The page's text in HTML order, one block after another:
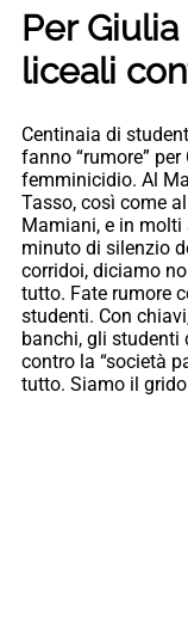
Per
liceali
Centinaia di
fanno “rumore”
femminicidio. Al
Tasso, così come
Mamiani, e in
minuto di silenzio
corridoi, diciamo
tutto. Fate rumore
studenti. Con
banchi, gli
contro la “società
tutto. Siamo il